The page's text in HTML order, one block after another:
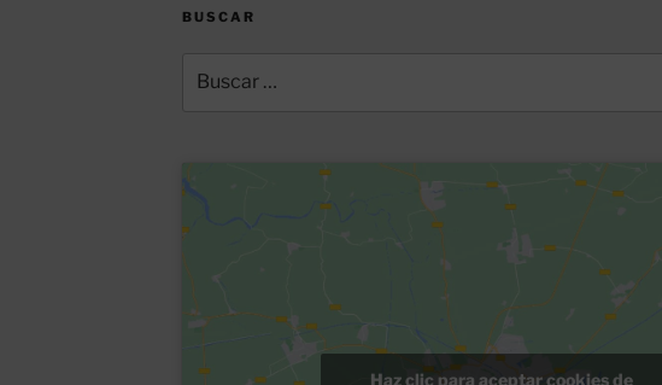
BUSCAR
por:
Haz clic para aceptar cookies de